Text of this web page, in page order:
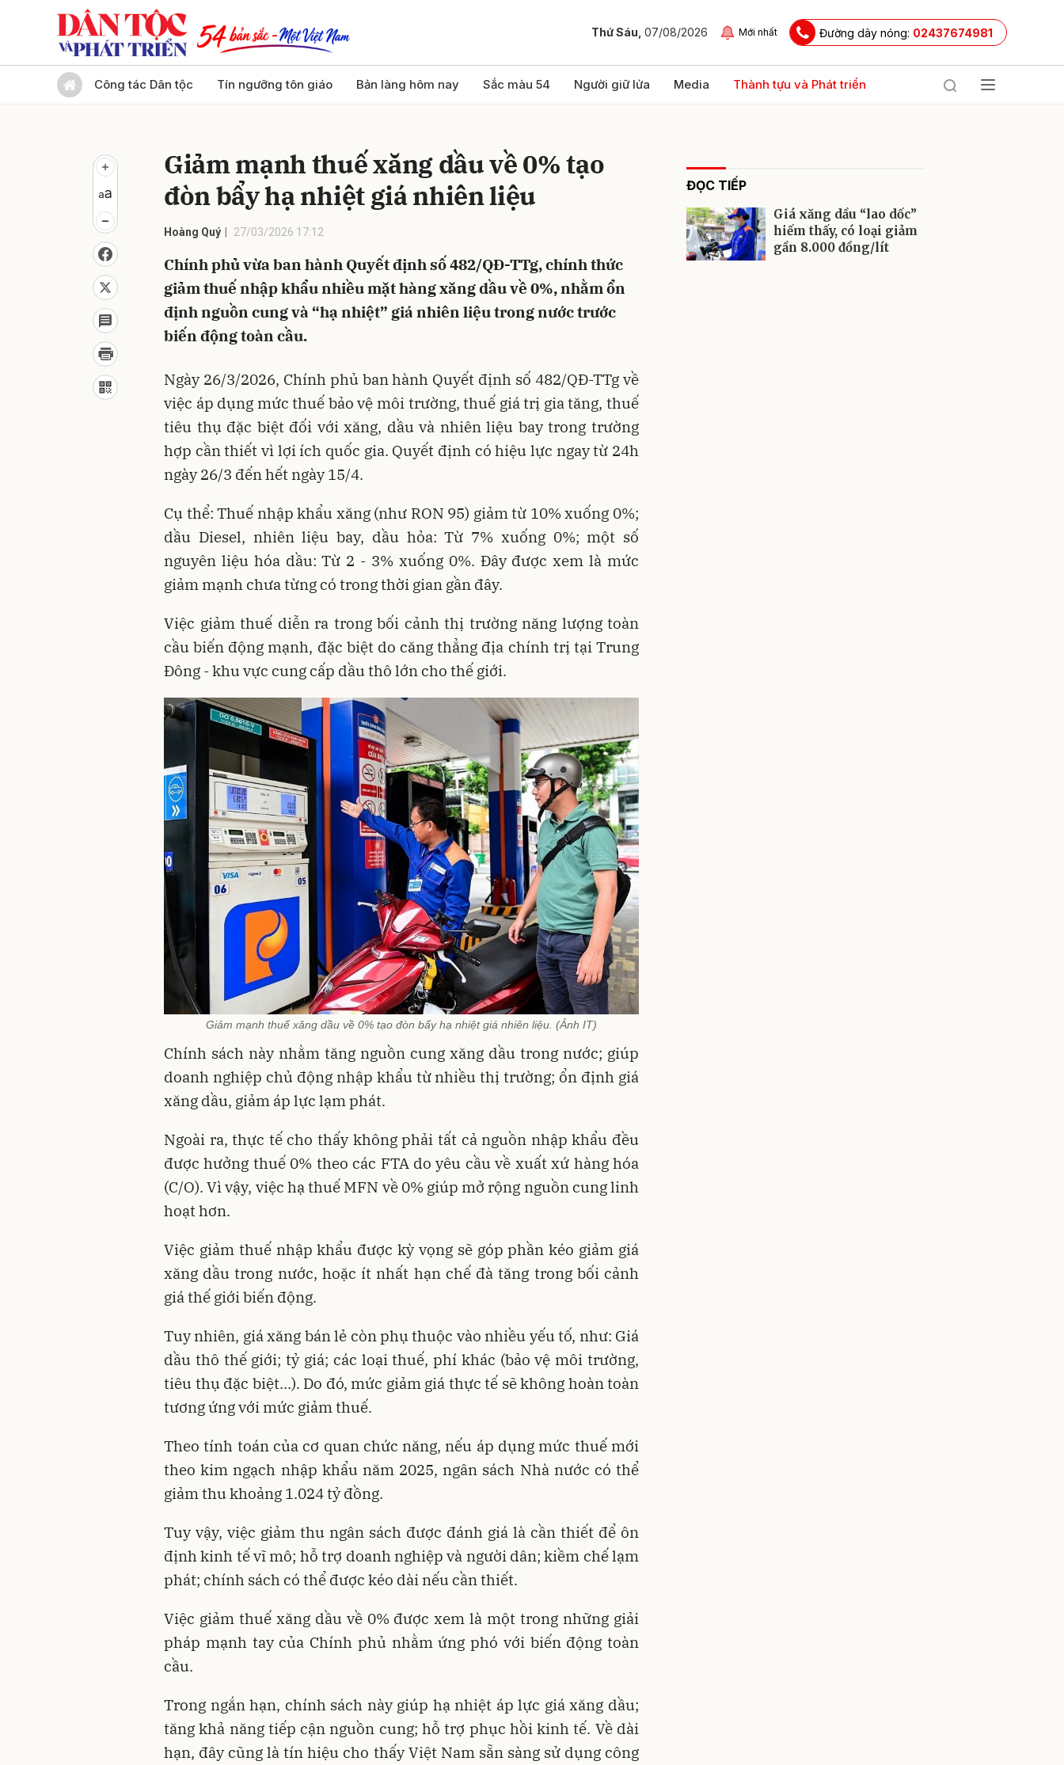
Thứ Sáu, 07/08/2026 Mới nhất Đường dây nóng: 02437674981
Công tác Dân tộc Tín ngưỡng tôn giáo Bản làng hôm nay Sắc màu 54 Người giữ lửa Media Thành tựu và Phát triển
Giảm mạnh thuế xăng dầu về 0% tạo
đòn bẩy hạ nhiệt giá nhiên liệu
Hoàng Quý 27/03/2026 17:12
Chính phủ vừa ban hành Quyết định số 482/QĐ-TTg, chính thức
giảm thuế nhập khẩu nhiều mặt hàng xăng dầu về 0%, nhằm ổn
định nguồn cung và “hạ nhiệt” giá nhiên liệu trong nước trước
biến động toàn cầu.
Ngày 26/3/2026, Chính phủ ban hành Quyết định số 482/QĐ-TTg về
việc áp dụng mức thuế bảo vệ môi trường, thuế giá trị gia tăng, thuế
tiêu thụ đặc biệt đối với xăng, dầu và nhiên liệu bay trong trường
hợp cần thiết vì lợi ích quốc gia. Quyết định có hiệu lực ngay từ 24h
ngày 26/3 đến hết ngày 15/4.
Cụ thể: Thuế nhập khẩu xăng (như RON 95) giảm từ 10% xuống 0%;
dầu Diesel, nhiên liệu bay, dầu hỏa: Từ 7% xuống 0%; một số
nguyên liệu hóa dầu: Từ 2 - 3% xuống 0%. Đây được xem là mức
giảm mạnh chưa từng có trong thời gian gần đây.
Việc giảm thuế diễn ra trong bối cảnh thị trường năng lượng toàn
cầu biến động mạnh, đặc biệt do căng thẳng địa chính trị tại Trung
Đông - khu vực cung cấp dầu thô lớn cho thế giới.
Giảm mạnh thuế xăng dầu về 0% tạo đòn bẩy hạ nhiệt giá nhiên liệu. (Ảnh IT)
Chính sách này nhằm tăng nguồn cung xăng dầu trong nước; giúp
doanh nghiệp chủ động nhập khẩu từ nhiều thị trường; ổn định giá
xăng dầu, giảm áp lực lạm phát.
Ngoài ra, thực tế cho thấy không phải tất cả nguồn nhập khẩu đều
được hưởng thuế 0% theo các FTA do yêu cầu về xuất xứ hàng hóa
(C/O). Vì vậy, việc hạ thuế MFN về 0% giúp mở rộng nguồn cung linh
hoạt hơn.
Việc giảm thuế nhập khẩu được kỳ vọng sẽ góp phần kéo giảm giá
xăng dầu trong nước, hoặc ít nhất hạn chế đà tăng trong bối cảnh
giá thế giới biến động.
Tuy nhiên, giá xăng bán lẻ còn phụ thuộc vào nhiều yếu tố, như: Giá
dầu thô thế giới; tỷ giá; các loại thuế, phí khác (bảo vệ môi trường,
tiêu thụ đặc biệt…). Do đó, mức giảm giá thực tế sẽ không hoàn toàn
tương ứng với mức giảm thuế.
Theo tính toán của cơ quan chức năng, nếu áp dụng mức thuế mới
theo kim ngạch nhập khẩu năm 2025, ngân sách Nhà nước có thể
giảm thu khoảng 1.024 tỷ đồng.
Tuy vậy, việc giảm thu ngân sách được đánh giá là cần thiết để ôn
định kinh tế vĩ mô; hỗ trợ doanh nghiệp và người dân; kiềm chế lạm
phát; chính sách có thể được kéo dài nếu cần thiết.
Việc giảm thuế xăng dầu về 0% được xem là một trong những giải
pháp mạnh tay của Chính phủ nhằm ứng phó với biến động toàn
cầu.
Trong ngắn hạn, chính sách này giúp hạ nhiệt áp lực giá xăng dầu;
tăng khả năng tiếp cận nguồn cung; hỗ trợ phục hồi kinh tế. Về dài
hạn, đây cũng là tín hiệu cho thấy Việt Nam sẵn sàng sử dụng công
ĐỌC TIẾP
Giá xăng dầu “lao dốc”
hiếm thấy, có loại giảm
gần 8.000 đồng/lít
Gửi bình luận
Gửi